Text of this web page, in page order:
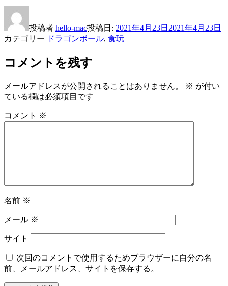
投稿者 hello-mac投稿日: 2021年4月23日 2021年4月23日
カテゴリー ドラゴンボール, 食玩
コメントを残す
メールアドレスが公開されることはありません。 ※ が付い
ている欄は必須項目です
コメント ※
名前 ※
メール ※
サイト
次回のコメントで使用するためブラウザーに自分の名
前、メールアドレス、サイトを保存する。